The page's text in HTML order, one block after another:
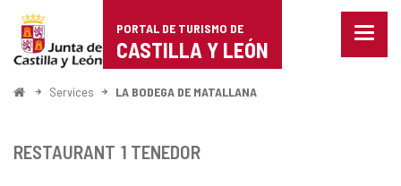
Portal
de
Turismo
Castilla
PORTAL DE TURISMO DE
CASTILLA Y LEÓN
Menu
<
Services LA BODEGA DE MATALLANA
RESTAURANT 1 TENEDOR